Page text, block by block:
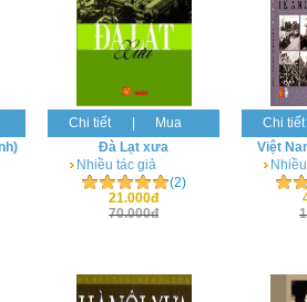
Chi tiết
Mua
Đà Lạt xưa
Nhiều tác giả
(2)
21.000đ
70.000đ
Chi tiết
Việt